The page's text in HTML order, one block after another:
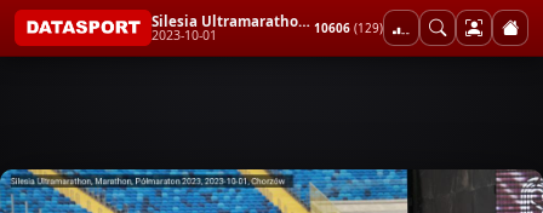
Silesia Ultramarathon, Marathon, Półmaraton 2023
2023-10-01 10606 (129)